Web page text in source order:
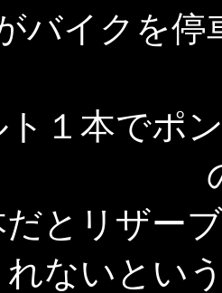
バイクを
１本でポ
とリザー
れないとい